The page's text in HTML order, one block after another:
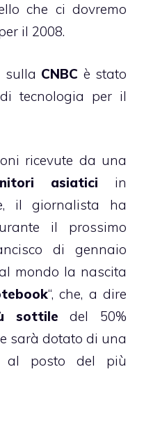
che ci dovremo
il 2008.
sulla CNBC è stato
tecnologia per il
ricevute da una
asiatici in
il giornalista ha
il prossimo
di gennaio
mondo la nascita
“, che, a dire
sottile del 50%
sarà dotato di una
posto del più